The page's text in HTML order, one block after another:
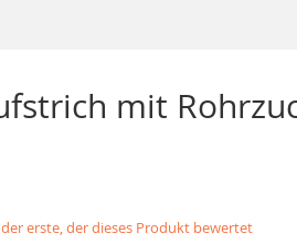
mit
der erste, der dieses Produkt bewertet